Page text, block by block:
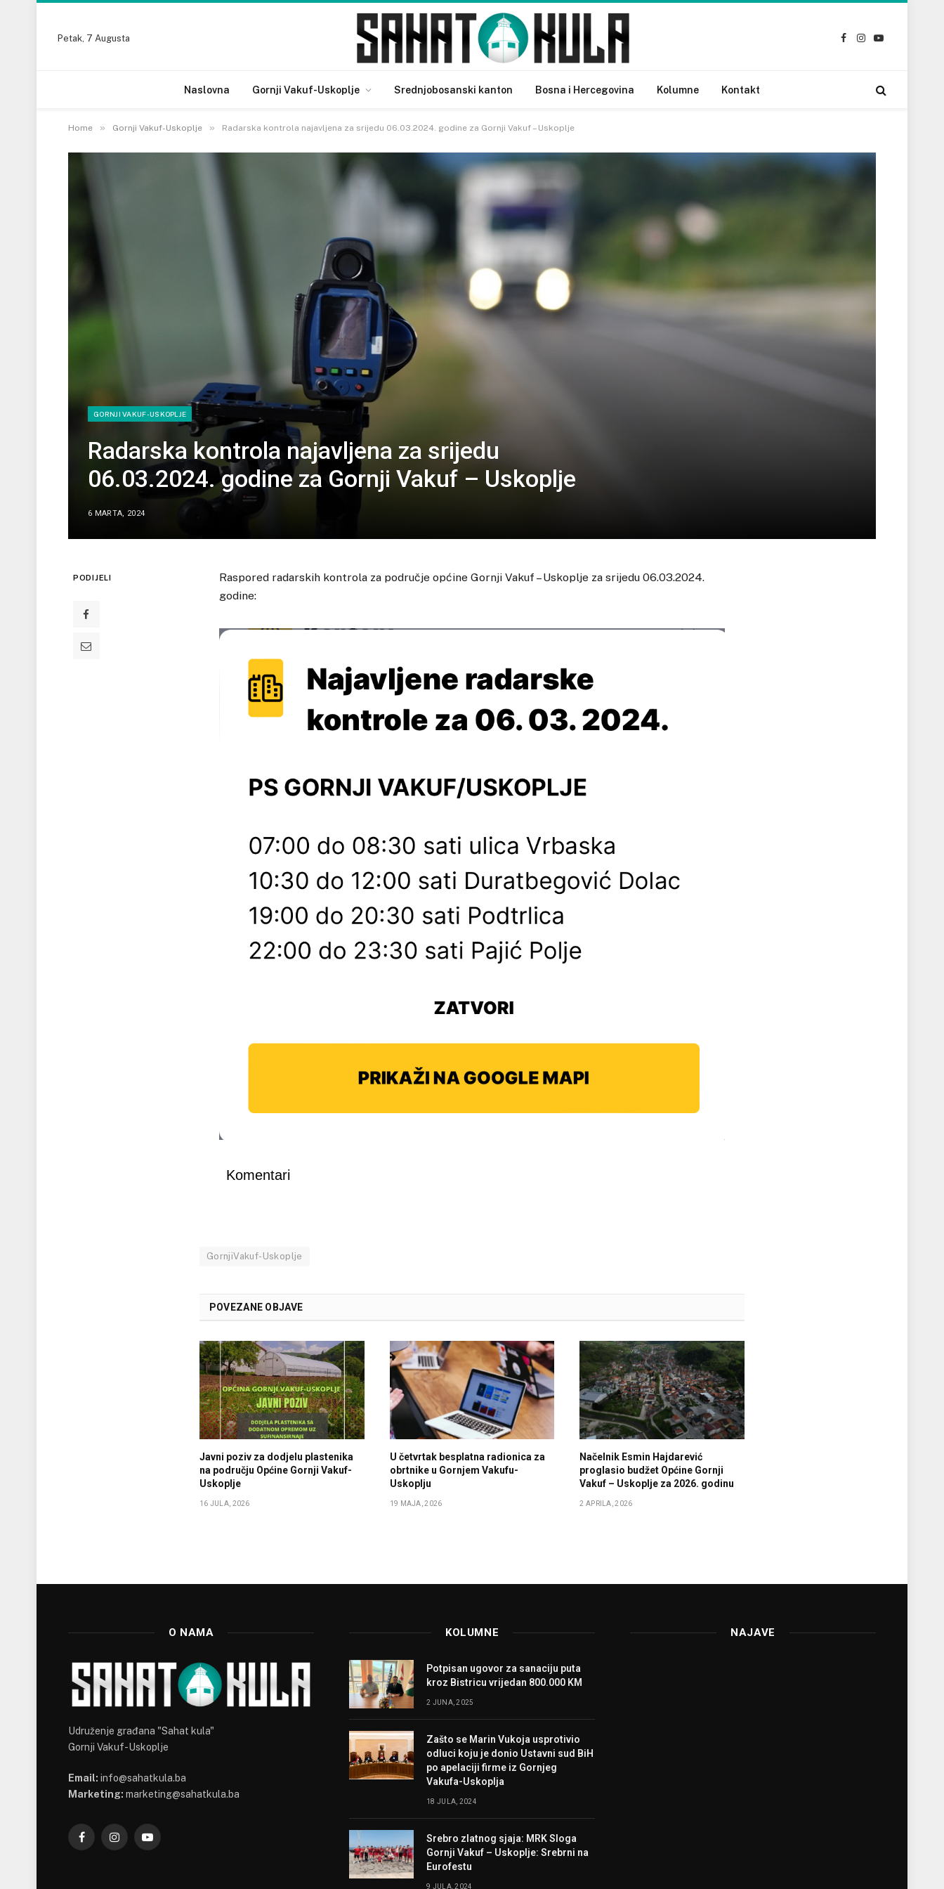
Petak, 7 Augusta
Facebook
Instagram
YouTube
Naslovna Gornji Vakuf-Uskoplje Srednjobosanski kanton Bosna i Hercegovina Kolumne Kontakt
Home » Gornji Vakuf-Uskoplje » Radarska kontrola najavljena za srijedu 06.03.2024. godine za Gornji Vakuf – Uskoplje
GORNJI VAKUF-USKOPLJE
Radarska kontrola najavljena za srijedu
06.03.2024. godine za Gornji Vakuf – Uskoplje
6 MARTA, 2024
PODIJELI
Raspored radarskih kontrola za područje općine Gornji Vakuf – Uskoplje za srijedu 06.03.2024.
godine:
Komentari
GornjiVakuf-Uskoplje
POVEZANE OBJAVE
Javni poziv za dodjelu plastenika
na području Općine Gornji Vakuf-
Uskoplje
16 JULA, 2026
U četvrtak besplatna radionica za
obrtnike u Gornjem Vakufu-
Uskoplju
19 MAJA, 2026
Načelnik Esmin Hajdarević
proglasio budžet Općine Gornji
Vakuf – Uskoplje za 2026. godinu
2 APRILA, 2026
O NAMA
Udruženje građana "Sahat kula"
Gornji Vakuf-Uskoplje
Email: info@sahatkula.ba
Marketing: marketing@sahatkula.ba
FacebookInstagramYouTube
KOLUMNE
Potpisan ugovor za sanaciju puta
kroz Bistricu vrijedan 800.000 KM
2 JUNA, 2025
Zašto se Marin Vukoja usprotivio
odluci koju je donio Ustavni sud BiH
po apelaciji firme iz Gornjeg
Vakufa-Uskoplja
18 JULA, 2024
Srebro zlatnog sjaja: MRK Sloga
Gornji Vakuf – Uskoplje: Srebrni na
Eurofestu
9 JULA, 2024
NAJAVE